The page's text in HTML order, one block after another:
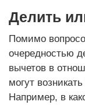
Делить
Помимо
очередностью
вычетов в
могут
Например, в